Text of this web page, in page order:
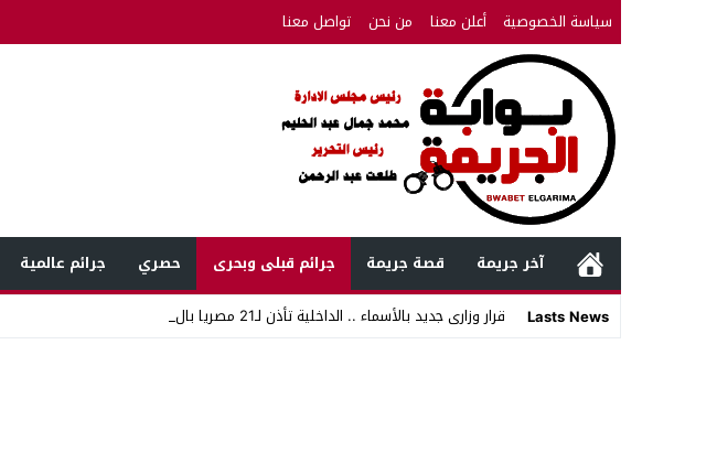
سياسة الخصوصية أعلن معنا من نحن تواصل معنا
آخر جريمة قصة جريمة جرائم قبلى وبحرى حصري جرائم عالمية
Lasts News
قرار وزارى جديد بالأسماء .. الداخلية تأذن لـ21 مصريا بالتجنس بجنسيا _